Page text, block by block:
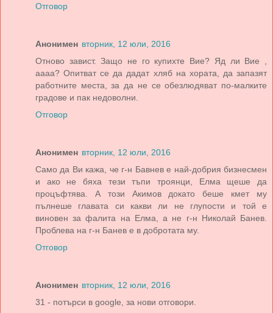
Отговор
Анонимен вторник, 12 юли, 2016
Отново завист. Защо не го купихте Вие? Яд ли Вие ,
аааа? Опитват се да дадат хляб на хората, да запазят
работните места, за да не се обезлюдяват по-малките
градове и пак недоволни.
Отговор
Анонимен вторник, 12 юли, 2016
Само да Ви кажа, че г-н Бавнев е най-добрия бизнесмен
и ако не бяха тези тъпи троянци, Елма щеше да
процъфтява. А този Акимов докато беше кмет му
пълнеше главата си какви ли не глупости и той е
виновен за фалита на Елма, а не г-н Николай Банев.
Проблева на г-н Банев е в добротата му.
Отговор
Анонимен вторник, 12 юли, 2016
31 - потърси в google, за нови отговори.